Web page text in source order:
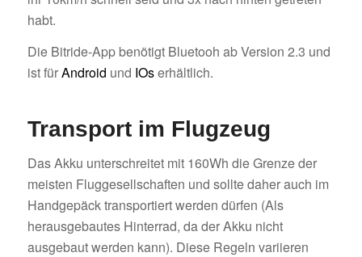
habt.
Die Bitride-App benötigt Bluetooh ab Version 2.3 und
ist fürAndroid und IOserhältlich.
Transport im Flugzeug
Das Akku unterschreitet mit 160Wh die Grenze der
meisten Fluggesellschaften und sollte daher auch im
Handgepäck transportiert werden dürfen (Als
herausgebautes Hinterrad, da der Akku nicht
ausgebaut werden kann). Diese Regeln variieren